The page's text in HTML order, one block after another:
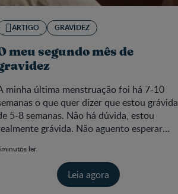
ARTIGO GRAVIDEZ
meu segundo mês de
minha última menstruação foi há 7-10
o que quer dizer que estou grávida
5-8 semanas. Não há dúvida, estou
grávida. Não aguento esperar
ler
Leia agora